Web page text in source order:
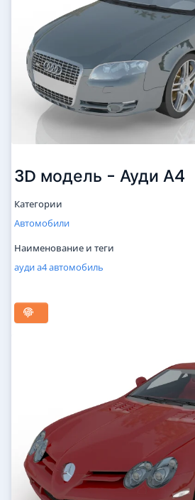
3D модель - Ауди А4
Категории
Автомобили
Наименование и теги
аудиа4автомобиль